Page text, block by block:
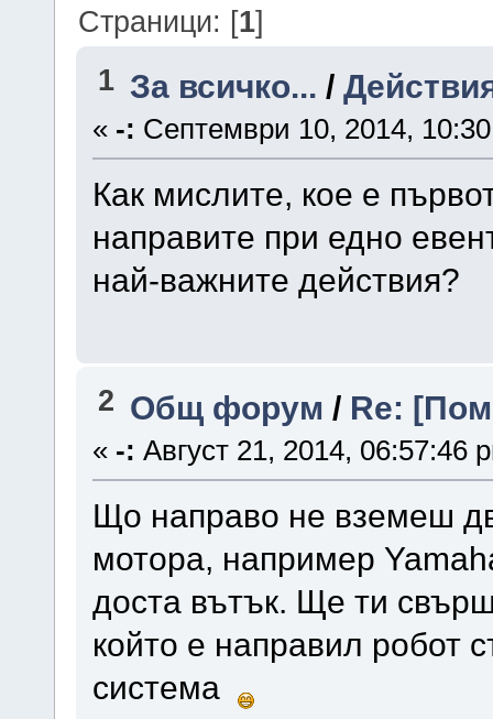
Страници: [1]
1 За всичко... /
« -: Септември 10, 2014,
Как мислите, кое е
направите при едно
най-важните действия?
2 Общ форум / Re:
« -: Август 21, 2014, 06:57:46
Що направо не вземеш
мотора, например
доста вътък. Ще ти
който е направил робот
система